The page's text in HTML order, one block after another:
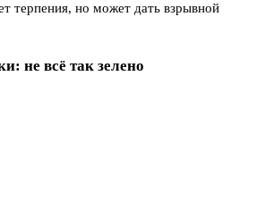
терпения, но может дать взрывной
не всё так зелено